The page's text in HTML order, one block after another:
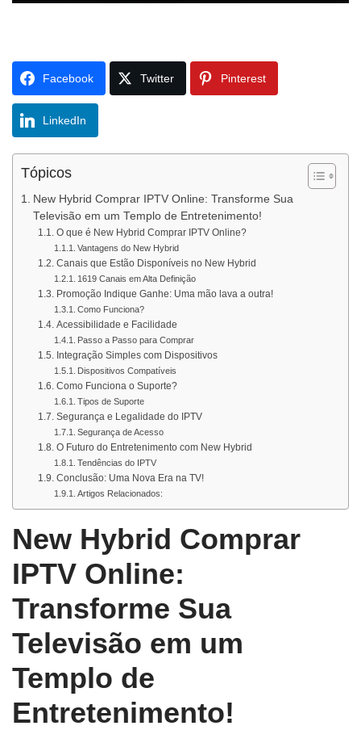
Facebook Twitter Pinterest
LinkedIn
Tópicos
New Hybrid Comprar IPTV Online: Transforme Sua
Televisão em um Templo de Entretenimento!
O que é New Hybrid Comprar IPTV Online?
Vantagens do New Hybrid
Canais que Estão Disponíveis no New Hybrid
1619 Canais em Alta Definição
Promoção Indique Ganhe: Uma mão lava a outra!
Como Funciona?
Acessibilidade e Facilidade
Passo a Passo para Comprar
Integração Simples com Dispositivos
Dispositivos Compatíveis
Como Funciona o Suporte?
Tipos de Suporte
Segurança e Legalidade do IPTV
Segurança de Acesso
O Futuro do Entretenimento com New Hybrid
Tendências do IPTV
Conclusão: Uma Nova Era na TV!
Artigos Relacionados:
New Hybrid Comprar
IPTV Online:
Transforme Sua
Televisão em um
Templo de
Entretenimento!